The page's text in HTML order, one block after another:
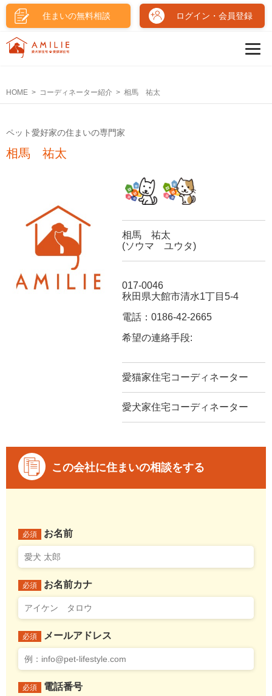
住まいの無料相談 ログイン・会員登録
HOME コーディネーター紹介 相馬 祐太
ペット愛好家の住まいの専門家
相馬 祐太
相馬 祐太
(ソウマ ユウタ)
017-0046
秋田県大館市清水1丁目5-4
電話：0186-42-2665
希望の連絡手段:
愛猫家住宅コーディネーター
愛犬家住宅コーディネーター
この会社に住まいの相談をする
必須 お名前
必須 お名前カナ
必須 メールアドレス
必須 電話番号